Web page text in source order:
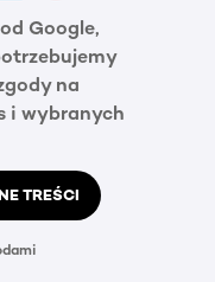
Google,
na
i wybranych
TREŚCI